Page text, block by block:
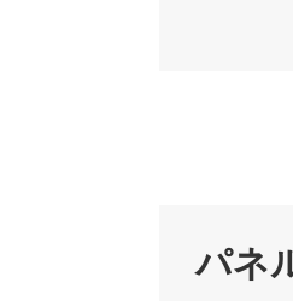
ています
と汎用性
高機能、
のHMIシ
パネ